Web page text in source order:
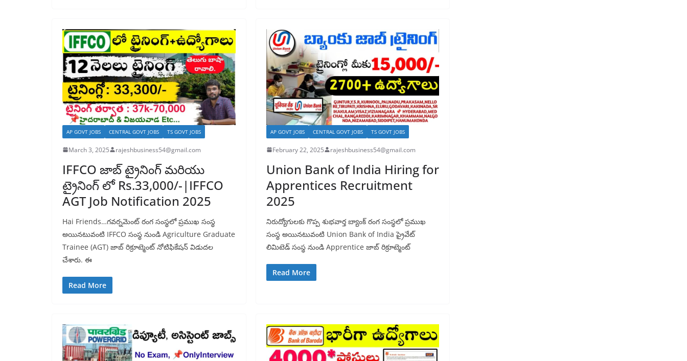
AP GOVT JOBS CENTRAL GOVT JOBS TS GOVT JOBS
March 3, 2025 rajeshbusiness54@gmail.com
IFFCO జాబ్ ట్రైనింగ్ మరియు
ట్రైనింగ్ లో Rs.33,000/-|IFFCO
AGT Job Notification 2025
Hai Friends…గవర్నమెంట్ రంగ సంస్థలో ప్రముఖ సంస్థ
అయినటువంటి IFFCO సంస్థ నుండి Agriculture Graduate
Trainee (AGT) జాబ్ రిక్రూట్మెంట్ నోటిఫికేషన్ విడుదల
చేశారు. ఈ
Read More
AP GOVT JOBS CENTRAL GOVT JOBS TS GOVT JOBS
February 22, 2025 rajeshbusiness54@gmail.com
Union Bank of India Hiring for
Apprentices Recruitment
2025
నిరుద్యోగులకు గొప్ప శుభవార్త బ్యాంక్ రంగ సంస్థలో ప్రముఖ
సంస్థ అయినటువంటి Union Bank of India ప్రైవేట్
లిమిటెడ్ సంస్థ నుండి Apprentice జాబ్ రిక్రూట్మెంట్
Read More